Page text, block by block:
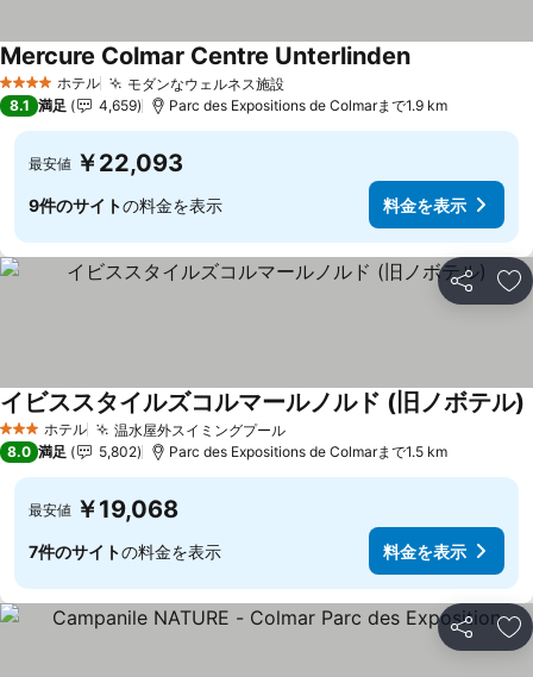
4 ホテルのランク
ホテル モダンなウェルネス施設
Mercure Colmar Centre Unterlinden
8.1 満足 4,659 Parc des Expositions de Colmarまで1.9 km
最安値 ￥22,093
9件のサイトの料金を表示 料金を表示
シェア お
3 ホテルのランク
ホテル 温水屋外スイミングプール
イビススタイルズコルマールノルド (旧ノボテル)
8.0 満足 5,802 Parc des Expositions de Colmarまで1.5 km
最安値 ￥19,068
7件のサイトの料金を表示 料金を表示
シェア お